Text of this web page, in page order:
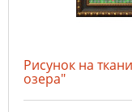
Рисунок на
озера"